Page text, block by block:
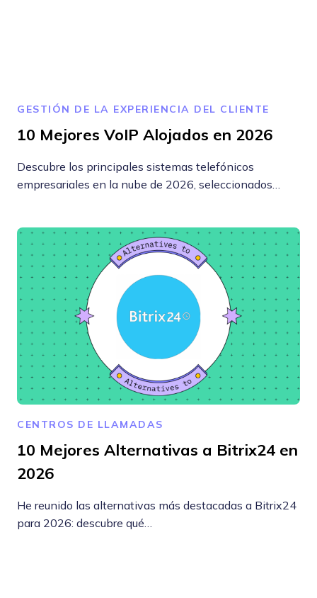
GESTIÓN DE LA EXPERIENCIA DEL CLIENTE
10 Mejores VoIP Alojados en 2026
Descubre los principales sistemas telefónicos
empresariales en la nube de 2026, seleccionados…
CENTROS DE LLAMADAS
10 Mejores Alternativas a Bitrix24 en
2026
He reunido las alternativas más destacadas a Bitrix24
para 2026: descubre qué…